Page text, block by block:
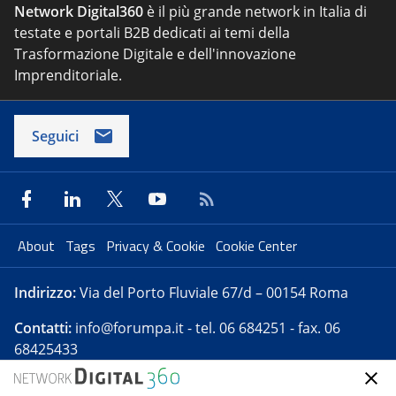
Network Digital360 è il più grande network in Italia di
testate e portali B2B dedicati ai temi della
Trasformazione Digitale e dell'innovazione
Imprenditoriale.
Seguici
About Tags Privacy & Cookie Cookie Center
Indirizzo:Via del Porto Fluviale 67/d – 00154 Roma
Contatti: info@forumpa.it- tel. 06 684251 - fax. 06
68425433